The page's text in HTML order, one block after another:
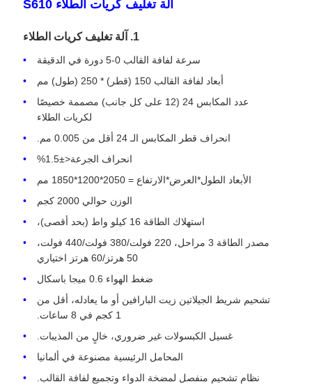
آلة تغليف كريات الطلاء S610
1. آلة تغليف كريات الطلاء
سرعة لفافة القالب 0-5 دورة في الدقيقة
أبعاد لفافة القالب 150 (قطر) * 250 (طول) مم
عدد المكابس 24 (12 على كل جانب) مصممة خصيصًا
لكريات الطلاء
انحراف قطر المكابس الـ 24 أقل من 0.005 مم.
انحراف الجرعة<±1.5%
الأبعاد الطول*العرض*الارتفاع = 2050*1200*1850 مم
الوزن حوالي 2000 كجم
استهلاك الطاقة 16 كيلو واط (بحد أقصى)،
مصدر الطاقة 3 مراحل، 220 فولت/380 فولت/440 فولت،
50 هرتز/60 هرتز اختياري
ضغط الهواء 0.6 ميجا باسكال
تشحيم شريط الجيلاتين زيت البارافين أو ما يعادله، أقل من
1 كجم في 8 ساعات.
غسيل الكبسولات غير ضروري، خالٍ من المذيبات.
المحامل الرئيسية مصنوعة في ألمانيا
نظام تشحيم منفصل لمضخة الدواء وتجميع لفافة القالب.